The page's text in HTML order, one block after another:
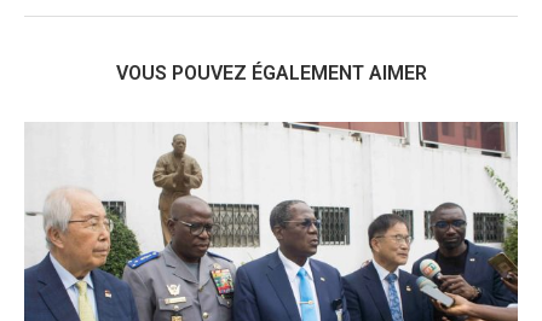
VOUS POUVEZ ÉGALEMENT AIMER